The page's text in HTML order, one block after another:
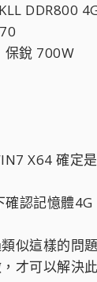
DDR800
保銳 700W
X64 確定
確認記憶體
似這樣的問
才可以解決